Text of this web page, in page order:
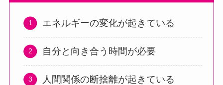
エネルギーの変化が起きている
自分と向き合う時間が必要
人間関係の断捨離が起きている